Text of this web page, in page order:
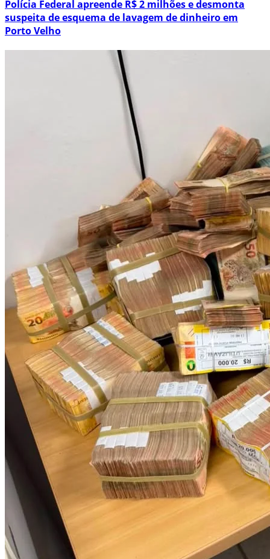
Polícia Federal apreende R$ 2 milhões e desmonta
suspeita de esquema de lavagem de dinheiro em
Porto Velho